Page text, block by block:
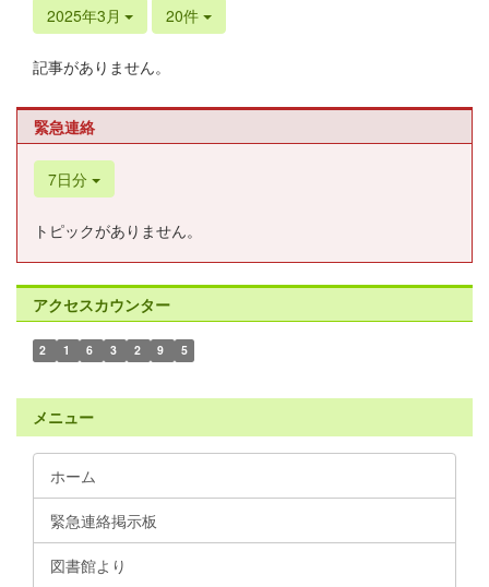
2025年3月 20件
記事がありません。
緊急連絡
7日分
トピックがありません。
アクセスカウンター
2 1 6 3 2 9 5
メニュー
ホーム
緊急連絡掲示板
図書館より